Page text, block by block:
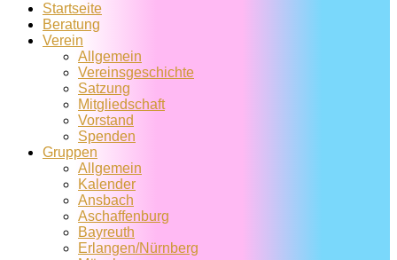
Startseite
Beratung
Verein
Allgemein
Vereins­geschichte
Satzung
Mitglied­schaft
Vorstand
Spenden
Gruppen
Allgemein
Kalender
Ansbach
Aschaffenburg
Bayreuth
Erlangen/Nürnberg